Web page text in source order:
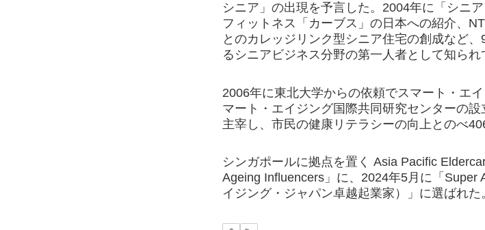
シニア」の出現を予言した。2004年に「シニ
フィットネス「カーブス」の日本への紹介、
とのカレッジリンク型シニア住宅の創成など
るシニアビジネス分野の第一人者として知られ
2006年に東北大学からの依頼でスマート・エ
マート・エイジング国際共同研究センターの
主宰し、市民の健康リテラシーの向上とのべ
シンガポールに拠点を置く Asia Pacific
Ageing Influencers」に、2024年5月に「
イジング・ジャパン卓越起業家）」に選ばれた